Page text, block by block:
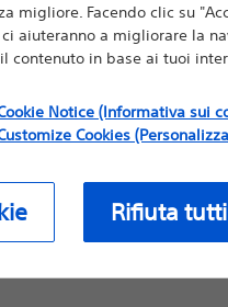
migliore. Facendo clic su
aiuteranno a migliorare la
contenuto in base ai tuoi
Notice (Informativa sui
Cookies
Rifiuta tutti